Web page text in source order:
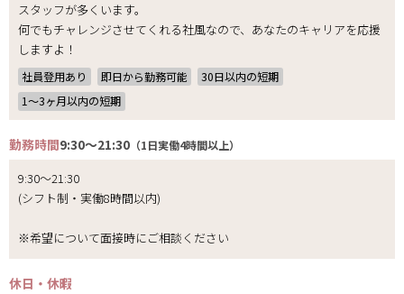
スタッフが多くいます。
何でもチャレンジさせてくれる社風なので、あなたのキャリアを応援
しますよ！
社員登用あり 即日から勤務可能
30日以内の短期
1〜3ヶ月以内の短期
勤務時間9:30～21:30 （1日実働4時間以上）
9:30～21:30
(シフト制・実働8時間以内)
※希望について面接時にご相談ください
休日・休暇